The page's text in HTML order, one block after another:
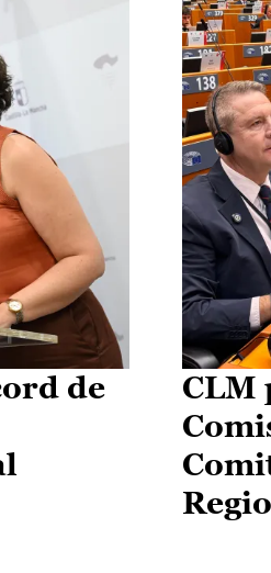
de
CLM